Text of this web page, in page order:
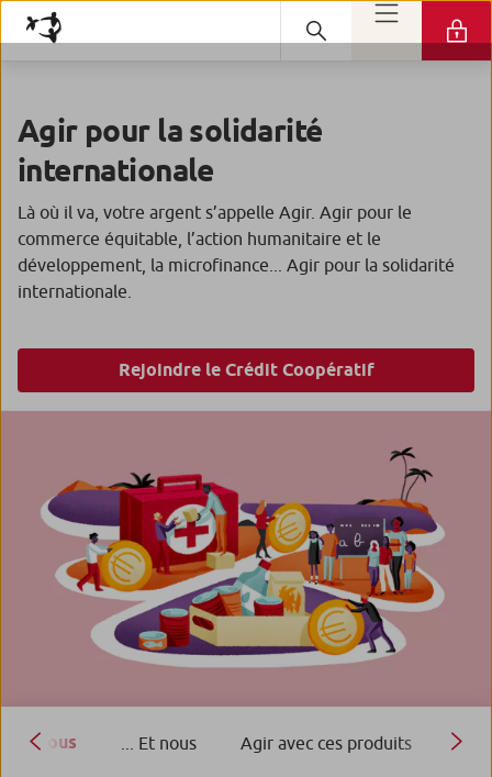
Agir pour la solidarité
internationale
Là où il va, votre argent s’appelle Agir. Agir pour le
commerce équitable, l’action humanitaire et le
développement, la microfinance... Agir pour la solidarité
internationale.
Rejoindre le Crédit Coopératif
Vous ... Et nous Agir avec ces produits Les